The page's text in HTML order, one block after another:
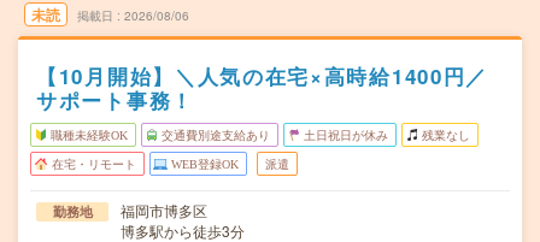
未読 掲載日 2026/08/06
【10月開始】＼人気の在宅×高時給1400円／
サポート事務！
職種未経験OK 交通費別途支給あり 土日祝日が休み 残業なし
在宅・リモート WEB登録OK 派遣
勤務地
福岡市博多区
博多駅から徒歩3分